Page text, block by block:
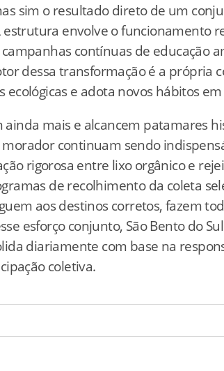
sim o resultado direto de um
estrutura envolve o funcionamento
contínuas de educação
dessa transformação é a própria
ecológicas e adota novos hábitos
ainda mais e alcancem patamares
continuam sendo
rigorosa entre lixo orgânico e
de recolhimento da coleta
aos destinos corretos, fazem
esforço conjunto, São Bento do
diariamente com base na
coletiva.